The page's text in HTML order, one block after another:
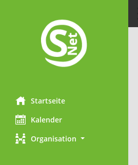
Startseite
Kalender
Organisation